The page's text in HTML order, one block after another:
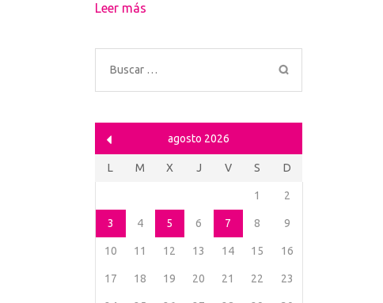
Leer más
Buscar:
agosto 2026
L M X J V S D
1 2
3 4 5 6 7 8 9
10 11 12 13 14 15 16
17 18 19 20 21 22 23